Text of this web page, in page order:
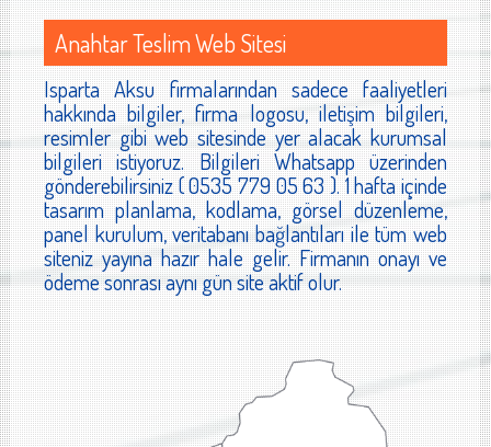
Anahtar Teslim Web Sitesi
Isparta Aksu firmalarından sadece faaliyetleri
hakkında bilgiler, firma logosu, iletişim bilgileri,
resimler gibi web sitesinde yer alacak kurumsal
bilgileri istiyoruz. Bilgileri Whatsapp üzerinden
gönderebilirsiniz ( 0535 779 05 63 ). 1 hafta içinde
tasarım planlama, kodlama, görsel düzenleme,
panel kurulum, veritabanı bağlantıları ile tüm web
siteniz yayına hazır hale gelir. Firmanın onayı ve
ödeme sonrası aynı gün site aktif olur.